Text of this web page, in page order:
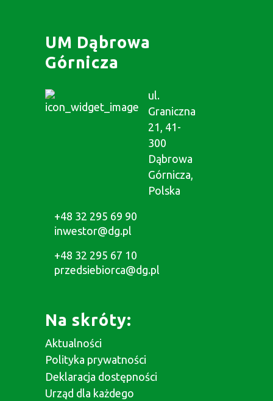
UM Dąbrowa
Górnicza
ul.
Graniczna
21, 41-
300
Dąbrowa
Górnicza,
Polska
+48 32 295 69 90
inwestor@dg.pl
+48 32 295 67 10
przedsiebiorca@dg.pl
Na skróty:
Aktualności
Polityka prywatności
Deklaracja dostępności
Urząd dla każdego